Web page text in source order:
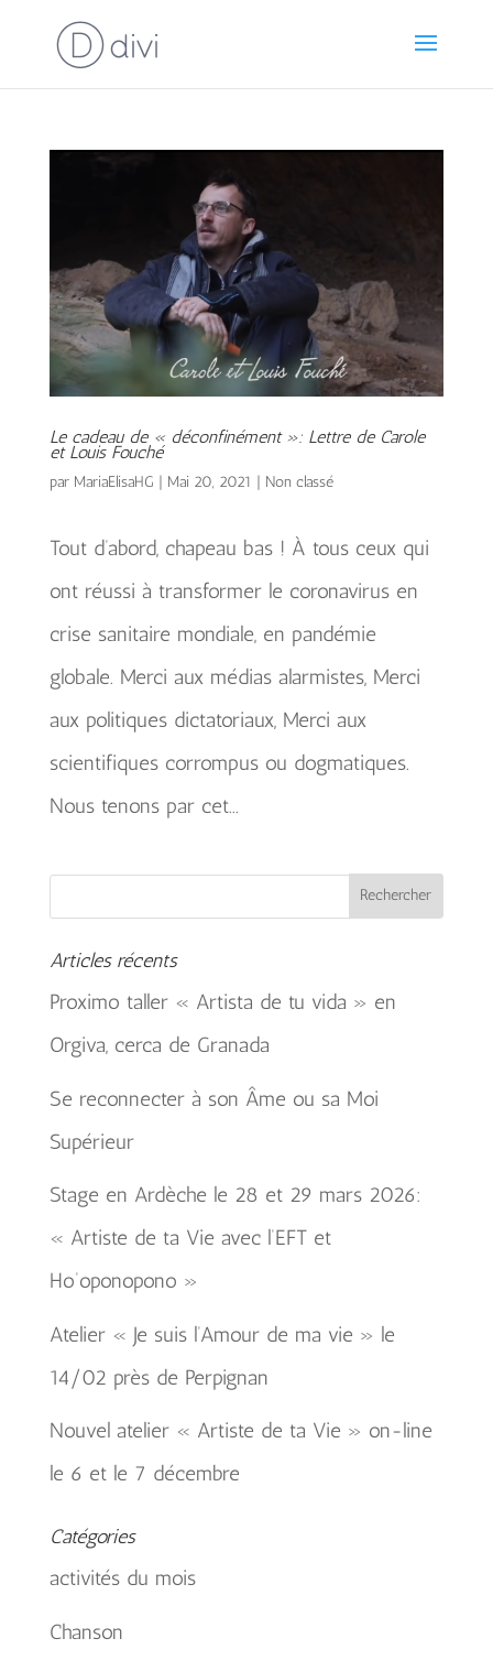
Le cadeau de « déconfinément »: Lettre de Carole
et Louis Fouché
par MariaElisaHG | Mai 20, 2021 | Non classé
Tout d’abord, chapeau bas ! À tous ceux qui
ont réussi à transformer le coronavirus en
crise sanitaire mondiale, en pandémie
globale. Merci aux médias alarmistes, Merci
aux politiques dictatoriaux, Merci aux
scientifiques corrompus ou dogmatiques.
Nous tenons par cet...
Articles récents
Proximo taller « Artista de tu vida » en
Orgiva, cerca de Granada
Se reconnecter à son Âme ou sa Moi
Supérieur
Stage en Ardèche le 28 et 29 mars 2026:
« Artiste de ta Vie avec l’EFT et
Ho’oponopono »
Atelier « Je suis l’Amour de ma vie » le
14/02 près de Perpignan
Nouvel atelier « Artiste de ta Vie » on-line
le 6 et le 7 décembre
Catégories
activités du mois
Chanson